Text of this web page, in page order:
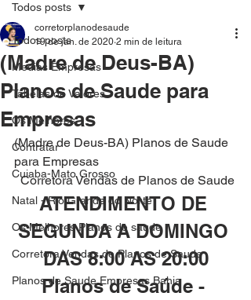
Todos posts
Medias Empresas
Tabelas de Valores
Os Melhores
Contratar
Cuiaba-Mato Grosso
Natal - Rio Grande do Norte
Os Melhores Planos de saude
Corretora Vendas de Planos de Saude
Planos de Saude Empresas Bahia
Todos posts
(Madre de Deus-BA)
Planos de Saude para
Empresas
corretorplanodesaude
19 de jan. de 2020 2 min de leitura
(Madre de Deus-BA) Planos de Saude
para Empresas
Corretora Vendas de Planos de Saude
ATENDIMENTO DE
SEGUNDA A DOMINGO
DAS 8:00 AS 20:00
Planos de Saúde -